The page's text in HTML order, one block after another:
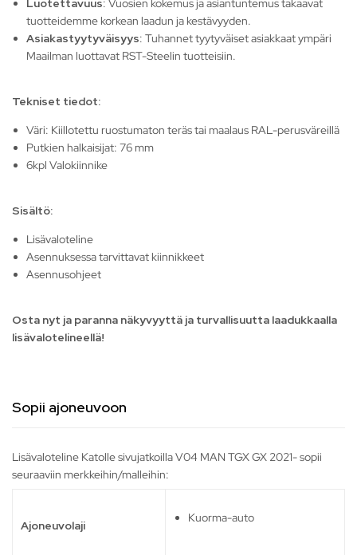
Luotettavuus: Vuosien kokemus ja asiantuntemus takaavat
tuotteidemme korkean laadun ja kestävyyden.
Asiakastyytyväisyys: Tuhannet tyytyväiset asiakkaat ympäri
Maailman luottavat RST-Steelin tuotteisiin.
Tekniset tiedot:
Väri: Kiillotettu ruostumaton teräs tai maalaus RAL-perusväreillä
Putkien halkaisijat: 76 mm
6kpl Valokiinnike
Sisältö:
Lisävaloteline
Asennuksessa tarvittavat kiinnikkeet
Asennusohjeet
Osta nyt ja paranna näkyvyyttä ja turvallisuutta laadukkaalla
lisävalotelineellä!
Sopii ajoneuvoon
Lisävaloteline Katolle sivujatkoilla V04 MAN TGX GX 2021- sopii
seuraaviin merkkeihin/malleihin:
Ajoneuvolaji
Kuorma-auto